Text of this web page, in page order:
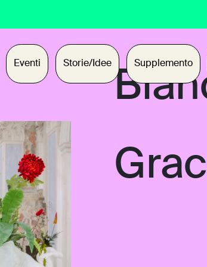
Eventi Storie/Idee Supplemento